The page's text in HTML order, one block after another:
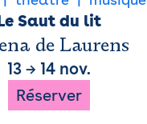
Saut du lit
de Laurens
13 → 14 nov.
Réserver